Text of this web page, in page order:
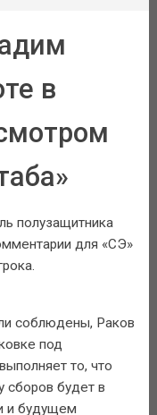
в
полузащитника
для «СЭ»
соблюдены, Раков
под
то, что
сборов будет в
и будущем